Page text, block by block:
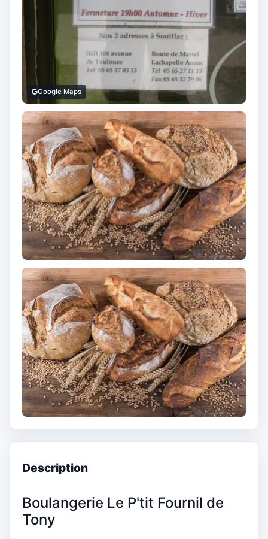
Google Maps
Description
Boulangerie Le P'tit Fournil de
Tony